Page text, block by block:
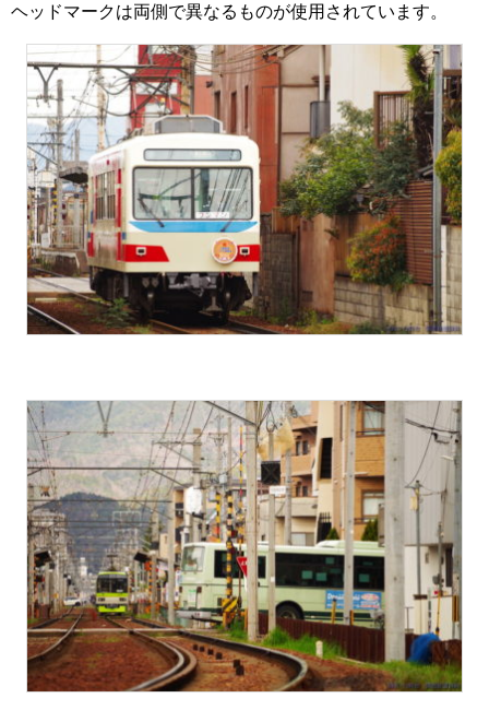
ヘッドマークは両側で異なるものが使用されています。